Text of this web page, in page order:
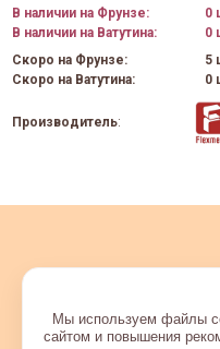
В наличии на Фрунзе:
0
В наличии на Ватутина:
0
Скоро на Фрунзе:
5
Скоро на Ватутина:
0
Производитель:
Мы используем файлы
сайтом и повышения